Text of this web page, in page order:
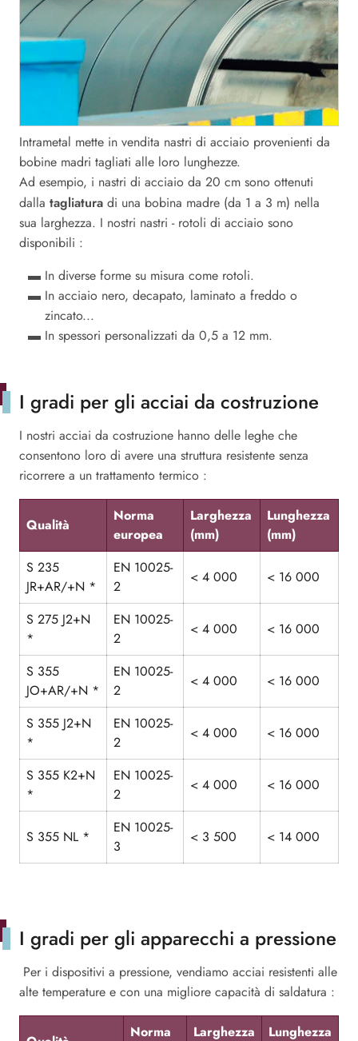
Intrametal mette in vendita nastri di acciaio provenienti da
bobine madri tagliati alle loro lunghezze.
Ad esempio, i nastri di acciaio da 20 cm sono ottenuti
dalla tagliatura di una bobina madre (da 1 a 3 m) nella
sua larghezza. I nostri nastri - rotoli di acciaio sono
disponibili :
In diverse forme su misura come rotoli.
In acciaio nero, decapato, laminato a freddo o
zincato...
In spessori personalizzati da 0,5 a 12 mm.
I gradi per gli acciai da costruzione
I nostri acciai da costruzione hanno delle leghe che
consentono loro di avere una struttura resistente senza
ricorrere a un trattamento termico :
Qualità
Norma
europea
Larghezza
(mm)
Lunghezza
(mm)
S 235
JR+AR/+N *
EN 10025-
2
< 4 000 < 16 000
S 275 J2+N
*
EN 10025-
2
< 4 000 < 16 000
S 355
JO+AR/+N *
EN 10025-
2
< 4 000 < 16 000
S 355 J2+N
*
EN 10025-
2
< 4 000 < 16 000
S 355 K2+N
*
EN 10025-
2
< 4 000 < 16 000
S 355 NL *
EN 10025-
3
< 3 500 < 14 000
I gradi per gli apparecchi a pressione
Per i dispositivi a pressione, vendiamo acciai resistenti alle
alte temperature e con una migliore capacità di saldatura :
Norma Larghezza Lunghezza